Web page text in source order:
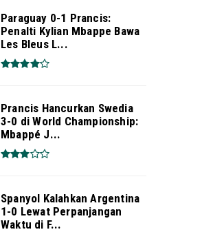
Paraguay 0-1 Prancis:
Penalti Kylian Mbappe Bawa
Les Bleus L...
Prancis Hancurkan Swedia
3-0 di World Championship:
Mbappé J...
Spanyol Kalahkan Argentina
1-0 Lewat Perpanjangan
Waktu di F...